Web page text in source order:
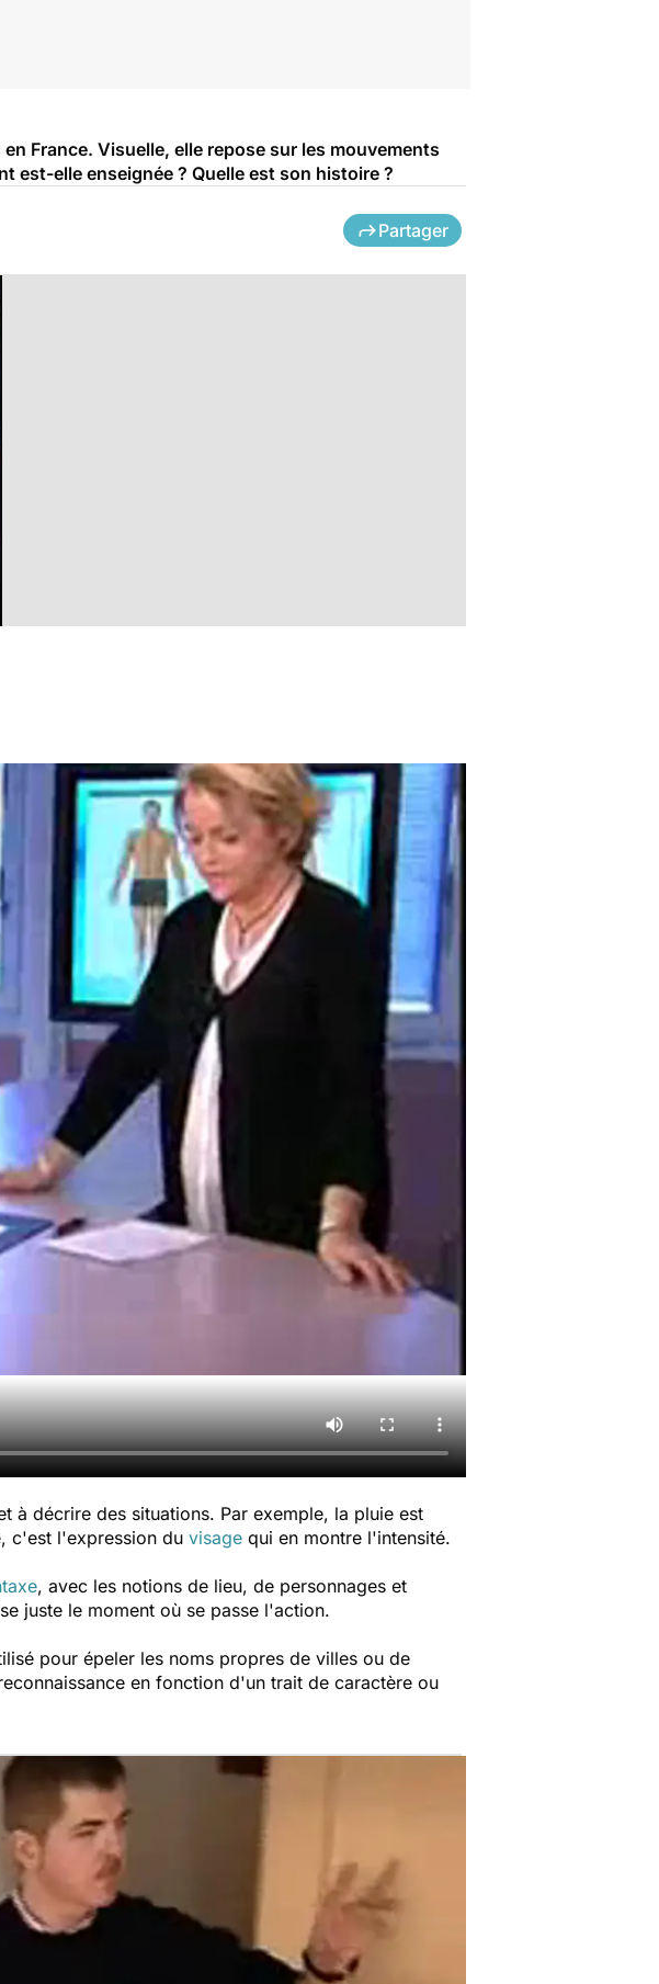
France. Visuelle, elle repose sur les mouvements
est-elle enseignée ? Quelle est son histoire ?
Partager
à décrire des situations. Par exemple, la pluie est
c'est l'expression du visage qui en montre l'intensité.
, avec les notions de lieu, de personnages et
juste le moment où se passe l'action.
pour épeler les noms propres de villes ou de
en fonction d'un trait de caractère ou